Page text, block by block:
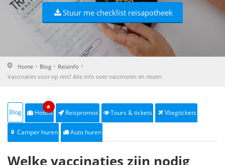
Stuur me checklist reisapotheek
Home Blog
Reisinfo
Vaccinaties voor op reis? Alle info over vaccineren en reizen
Blog Hotels
★
Reispromos Tours & tickets Vliegtickets
Camper huren Auto huren
Welke vaccinaties zijn nodig